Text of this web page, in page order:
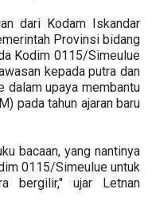
dari Kodam Iskandar
Provinsi bidang
Kodim 0115/Simeulue
kepada putra dan
dalam upaya membantu
pada tahun ajaran baru
bacaan, yang nantinya
0115/Simeulue untuk
bergilir," ujar Letnan